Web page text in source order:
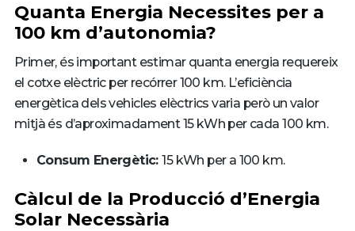
Quanta Energia Necessites per a
100 km d’autonomia?
Primer, és important estimar quanta energia requereix
el cotxe elèctric per recórrer 100 km. L’eficiència
energètica dels vehicles elèctrics varia però un valor
mitjà és d’aproximadament 15 kWh per cada 100 km.
Consum Energètic:15 kWh per a 100 km.
Càlcul de la Producció d’Energia
Solar Necessària